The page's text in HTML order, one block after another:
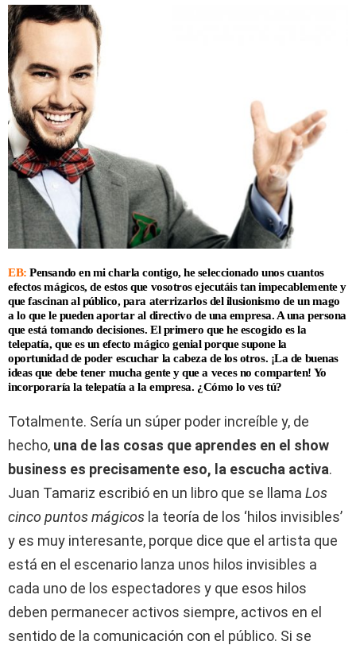
EB: Pensando en mi charla contigo, he seleccionado unos cuantos
efectos mágicos, de estos que vosotros ejecutáis tan impecablemente y
que fascinan al público, para aterrizarlos del ilusionismo de un mago
a lo que le pueden aportar al directivo de una empresa. A una persona
que está tomando decisiones. El primero que he escogido es la
telepatía, que es un efecto mágico genial porque supone la
oportunidad de poder escuchar la cabeza de los otros. ¡La de buenas
ideas que debe tener mucha gente y que a veces no comparten! Yo
incorporaría la telepatía a la empresa. ¿Cómo lo ves tú?
Totalmente. Sería un súper poder increíble y, de
hecho, una de las cosas que aprendes en el show
business es precisamente eso, la escucha activa.
Juan Tamariz escribió en un libro que se llama Los
cinco puntos mágicos la teoría de los ‘hilos invisibles’
y es muy interesante, porque dice que el artista que
está en el escenario lanza unos hilos invisibles a
cada uno de los espectadores y que esos hilos
deben permanecer activos siempre, activos en el
sentido de la comunicación con el público. Si se